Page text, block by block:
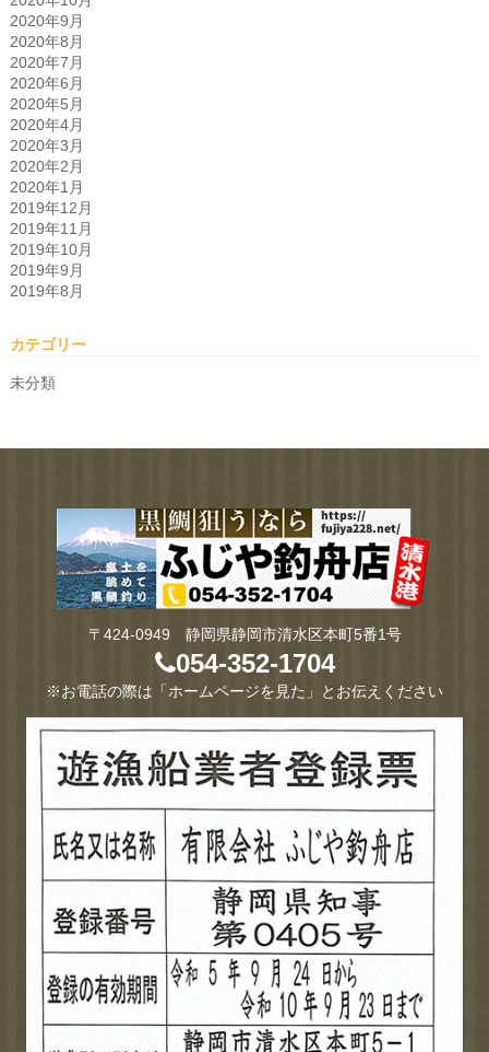
2020年9月
2020年8月
2020年7月
2020年6月
2020年5月
2020年4月
2020年3月
2020年2月
2020年1月
2019年12月
2019年11月
2019年10月
2019年9月
2019年8月
カテゴリー
未分類
〒424-0949 静岡県静岡市清水区本町5番1号
054-352-1704
※お電話の際は「ホームページを見た」とお伝えください